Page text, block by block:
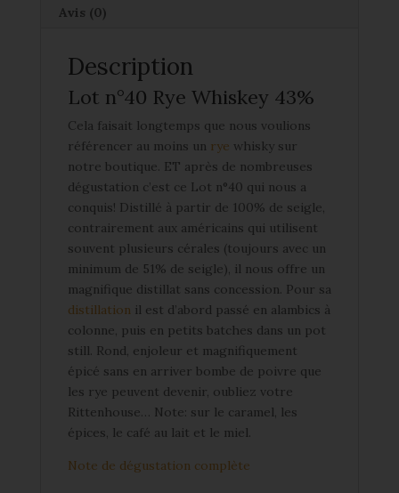
Avis (0)
Description
Lot n°40 Rye Whiskey 43%
Cela faisait longtemps que nous voulions
référencer au moins un rye whisky sur
notre boutique. ET après de nombreuses
dégustation c’est ce Lot n°40 qui nous a
conquis! Distillé à partir de 100% de seigle,
contrairement aux américains qui utilisent
souvent plusieurs cérales (toujours avec un
minimum de 51% de seigle), il nous offre un
magnifique distillat sans concession. Pour sa
distillation il est d’abord passé en alambics à
colonne, puis en petits batches dans un pot
still. Rond, enjoleur et magnifiquement
épicé sans en arriver bombe de poivre que
les rye peuvent devenir, oubliez votre
Rittenhouse… Note: sur le caramel, les
épices, le café au lait et le miel.
Note de dégustation complète